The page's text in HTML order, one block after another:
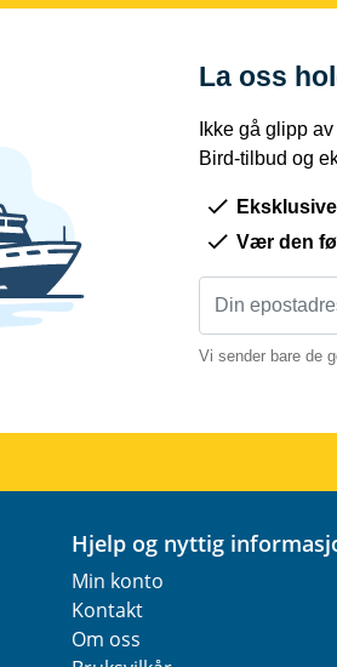
La oss
Ikke gå glipp
Bird-tilbud og
Vær den
Vi sender bare de
Hjelp og nyttig
Min konto
Kontakt
Om oss